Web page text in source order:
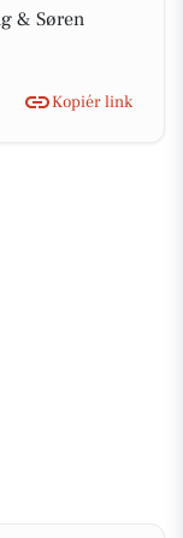
& Søren
Kopiér link